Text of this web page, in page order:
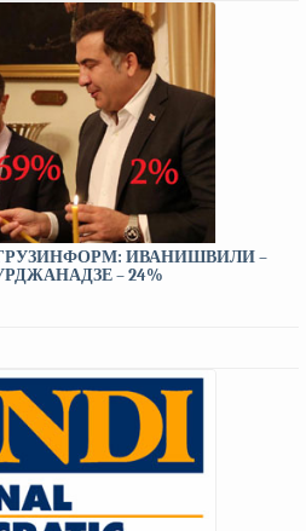
ИВАНИШВИЛИ –
– 24%